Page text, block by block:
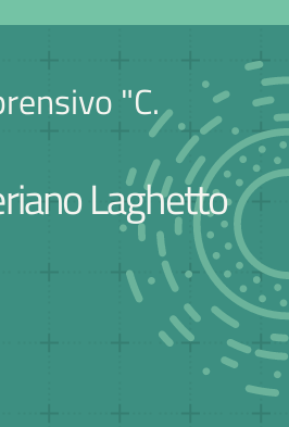
"C.
Laghetto